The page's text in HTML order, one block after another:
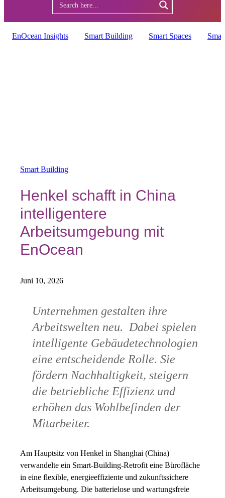
EnOcean Insights Smart Building Smart Spaces
Smart Building
Henkel schafft in China
intelligentere
Arbeitsumgebung mit
EnOcean
Juni 10, 2026
Unternehmen gestalten ihre
Arbeitswelten neu. Dabei spielen
intelligente Gebäudetechnologien
eine entscheidende Rolle. Sie
fördern Nachhaltigkeit, steigern
die betriebliche Effizienz und
erhöhen das Wohlbefinden der
Mitarbeiter.
Am Hauptsitz von Henkel in Shanghai (China)
verwandelte ein Smart-Building-Retrofit eine Bürofläche
in eine flexible, energieeffiziente und zukunftssichere
Arbeitsumgebung. Die batterielose und wartungsfreie